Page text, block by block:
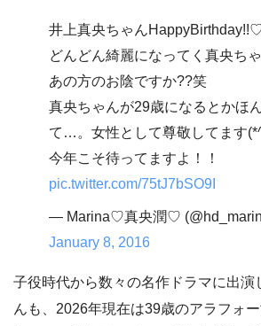
井上真央ちゃん
どんどん綺麗になってく真央ち
あの方のお陰ですか??笑
真央ちゃんが29歳になるとかほ
て…。女性として尊敬してます
今年こそ待ってますよ！！
pic.twitter.com/75tJ7bSO9I
— Marina♡真央潤♡
January 8, 2016
子役時代から数々の名作ドラマに出演
んも、2026年現在は39歳のアラフォ